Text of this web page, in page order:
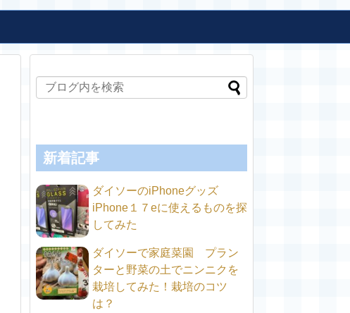
新着記事
ダイソーのiPhoneグッズ
iPhone１７eに使えるものを探
してみた
ダイソーで家庭菜園 プラン
ターと野菜の土でニンニクを
栽培してみた！栽培のコツ
は？